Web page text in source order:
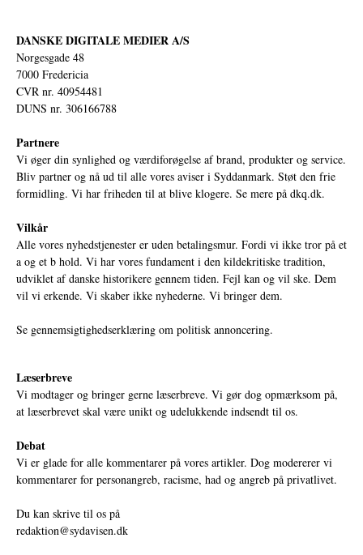
DANSKE DIGITALE MEDIER A/S
Norgesgade 48
7000 Fredericia
CVR nr. 40954481
DUNS nr. 306166788
Partnere
Vi øger din synlighed og værdiforøgelse af brand, produkter og service.
Bliv partner og nå ud til alle vores aviser i Syddanmark. Støt den frie
formidling. Vi har friheden til at blive klogere. Se mere på dkq.dk.
Vilkår
Alle vores nyhedstjenester er uden betalingsmur. Fordi vi ikke tror på et
a og et b hold. Vi har vores fundament i den kildekritiske tradition,
udviklet af danske historikere gennem tiden. Fejl kan og vil ske. Dem
vil vi erkende. Vi skaber ikke nyhederne. Vi bringer dem.
Se gennemsigtighedserklæring om politisk annoncering.
Læserbreve
Vi modtager og bringer gerne læserbreve. Vi gør dog opmærksom på,
at læserbrevet skal være unikt og udelukkende indsendt til os.
Debat
Vi er glade for alle kommentarer på vores artikler. Dog modererer vi
kommentarer for personangreb, racisme, had og angreb på privatlivet.
Du kan skrive til os på
redaktion@sydavisen.dk